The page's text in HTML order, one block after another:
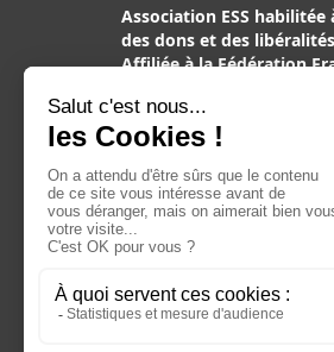
Association ESS habilitée
des dons et des libéralités
Affiliée à la Fédération
Associations de Chiens
d’aveugles, reconnue
publique